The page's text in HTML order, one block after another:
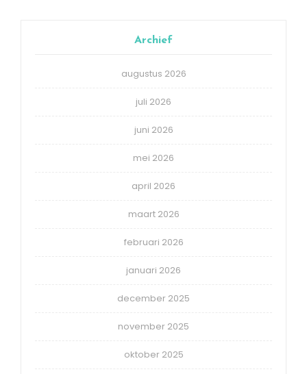
Archief
augustus 2026
juli 2026
juni 2026
mei 2026
april 2026
maart 2026
februari 2026
januari 2026
december 2025
november 2025
oktober 2025